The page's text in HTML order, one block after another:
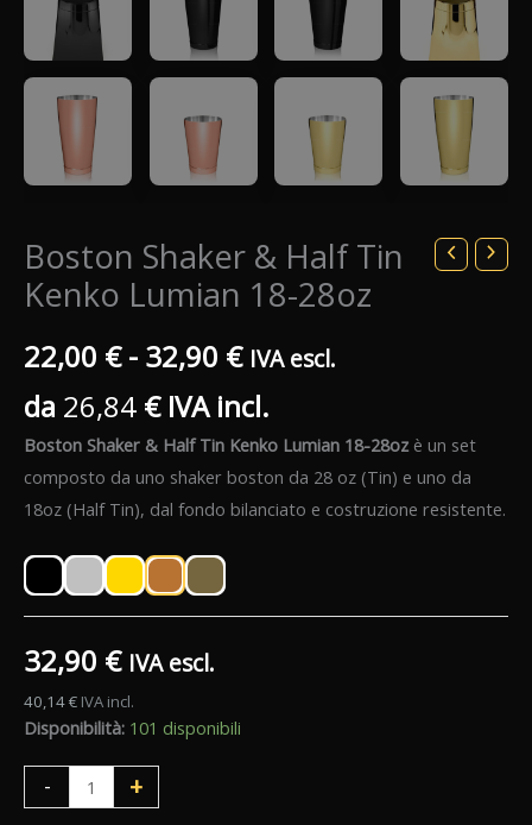
Boston Shaker & Half Tin
Kenko Lumian 18-28oz
22,00 € - 32,90 €Fascia
di
prezzo:
da
a
IVA escl.
da 26,84 € IVA incl.
Boston Shaker & Half Tin Kenko Lumian 18-28oz è un set
composto da uno shaker boston da 28 oz (Tin) e uno da
18oz (Half Tin), dal fondo bilanciato e costruzione resistente.
32,90 € IVA escl.
40,14€ IVA incl.
Disponibilità: 101 disponibili
-
Shaker
+